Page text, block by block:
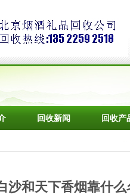
回收新闻 回收产
沙和天下香烟靠什